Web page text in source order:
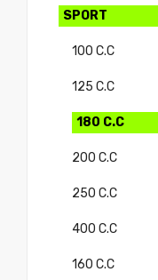
SPORT
100 C.C
125 C.C
180 C.C
200 C.C
250 C.C
400 C.C
160 C.C